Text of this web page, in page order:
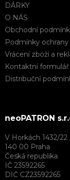
DÁRKY
O NÁS
Obchodní
Podmínky
Vrácení zboží a
Kontaktní formulář
Distribuční
neoPATRON
V Horkách 1432/22
140 00 Praha
Česká republika
IČ 23592265
DIČ CZ23592265